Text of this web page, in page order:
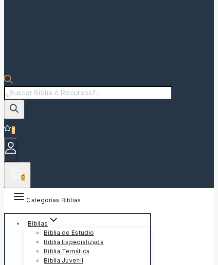
Búsqueda
de
productos
2
0
Categorías Biblias
Biblias
Biblia de Estudio
Biblia Especializada
Biblia Temática
Biblia Juvenil